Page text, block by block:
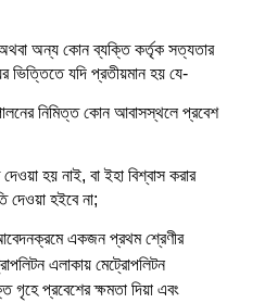
অন্য কোন ব্যক্তি কর্তৃক সত্যতার
যদি প্রতীয়মান হয় যে-
নিমিত্ত কোন আবাসস্থলে প্রবেশ
হয় নাই, বা ইহা বিশ্বাস করার
দেওয়া হইবে না;
আবেদনক্রমে একজন প্রথম শ্রেণীর
এলাকায় মেট্রোপলিটন
গৃহে প্রবেশের ক্ষমতা দিয়া এবং